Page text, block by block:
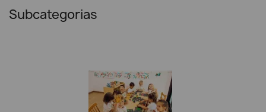
Subcategorias